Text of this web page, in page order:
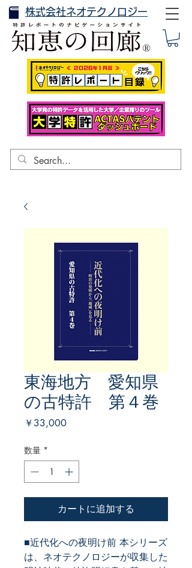
株式会社ネオテクノロジー
東海地方 愛知県
の古特許 第４巻
￥33,000価
数量 *
カートに追加する
■近代化への夜明け前 本シリーズ
は、ネオテクノロジーが収集した